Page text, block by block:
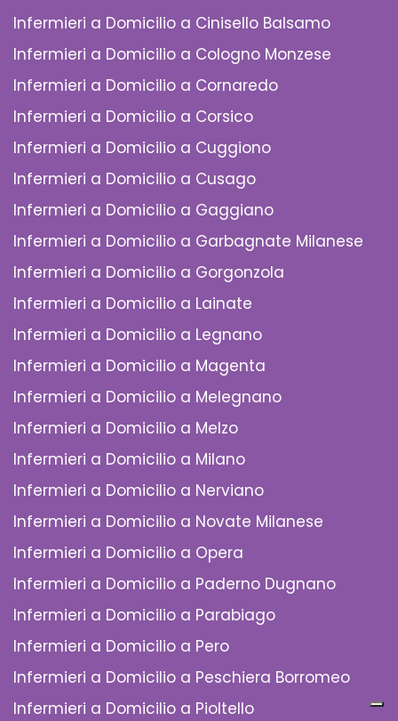
Infermieri a Domicilio a Cinisello Balsamo
Infermieri a Domicilio a Cologno Monzese
Infermieri a Domicilio a Cornaredo
Infermieri a Domicilio a Corsico
Infermieri a Domicilio a Cuggiono
Infermieri a Domicilio a Cusago
Infermieri a Domicilio a Gaggiano
Infermieri a Domicilio a Garbagnate Milanese
Infermieri a Domicilio a Gorgonzola
Infermieri a Domicilio a Lainate
Infermieri a Domicilio a Legnano
Infermieri a Domicilio a Magenta
Infermieri a Domicilio a Melegnano
Infermieri a Domicilio a Melzo
Infermieri a Domicilio a Milano
Infermieri a Domicilio a Nerviano
Infermieri a Domicilio a Novate Milanese
Infermieri a Domicilio a Opera
Infermieri a Domicilio a Paderno Dugnano
Infermieri a Domicilio a Parabiago
Infermieri a Domicilio a Pero
Infermieri a Domicilio a Peschiera Borromeo
Infermieri a Domicilio a Pioltello